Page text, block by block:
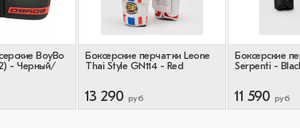
BoyBo
- Черный/
Боксерские перчатки Leone
Thai Style GN114 - Red
13 290 руб
Боксерские
Serpenti -
11 590 руб